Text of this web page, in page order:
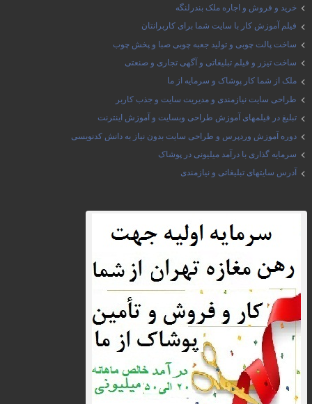
خرید و فروش و اجاره ملک بندرلنگه
فیلم آموزش کار با سایت شما برای کاربرانتان
ساخت پالت چوبی و تولید جعبه چوبی صبا و پخش چوب
ساخت تیزر و فیلم تبلیغاتی و آگهی تجاری و صنعتی
ملک از شما کار پوشاک و سرمایه از ما
طراحی سایت نیازمندی و مدیریت سایت و جذب کاربر
تبلیغ در فیلمهای آموزش طراحی وبسایت و آموزش اینترنت
دوره آموزش وردپرس و طراحی سایت بدون نیاز به دانش کدنویسی
سرمایه گذاری با درآمد میلیونی در پوشاک
آدرس سایتهای تبلیغاتی و نیازمندی